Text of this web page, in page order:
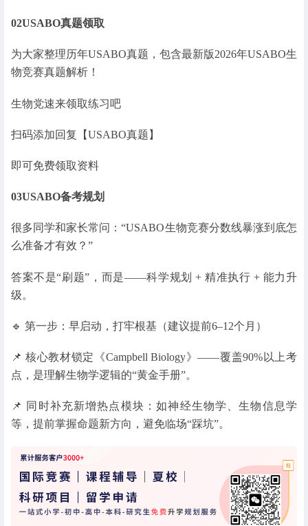
02USABO真题领取
为大家整理历年USABO真题，包含最新版2026年USABO生
物竞赛真题解析！
生物党速来领取练习吧
扫码添加回复【USABO真题】
即可免费领取资料
03USABO备考规划
很多同学和家长常问：“USABO生物竞赛分数线暴涨到底怎
么准备才有效？”
答案不是“刷题”，而是——科学规划 + 精准执行 + 能力升
级。
🔹 第一步：早启动，打牢根基（建议提前6–12个月）
📌 核心教材锁定《Campbell Biology》——覆盖90%以上考
点，是理解生物学逻辑的“黄金手册”。
📌 同时补充新增热点模块：如神经生物学、生物信息学
等，提前掌握命题新方向，避免临场“踩坑”。